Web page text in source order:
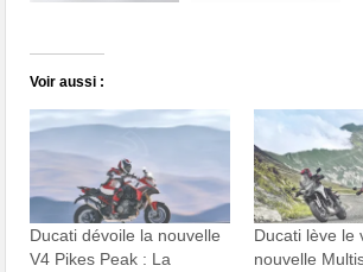
Voir aussi :
Ducati dévoile la nouvelle
V4 Pikes Peak : La
Ducati lève le
nouvelle